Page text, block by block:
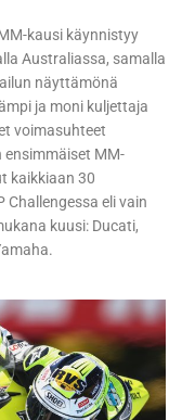
kausi käynnistyy
Australiassa, samalla
näyttämönä
ja moni kuljettaja
voimasuhteet
ensimmäiset MM-
kaikkiaan 30
Challengessa eli vain
kuusi: Ducati,